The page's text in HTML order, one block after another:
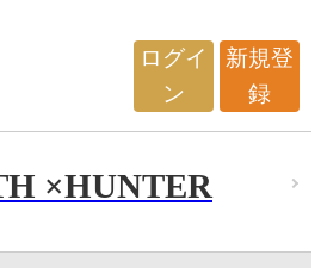
ログイ
ン
新規登
録
×HUNTER